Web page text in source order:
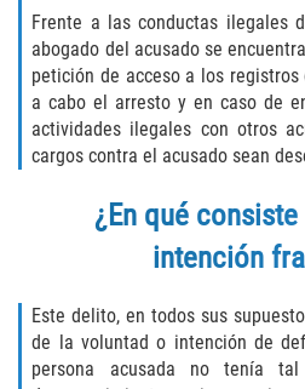
Workers Comp Fraud
Other Crimes
Post Conviction Matters
Record Expungement
Frente a las conductas ilegales
abogado del acusado se
petición de acceso a los
a cabo el arresto y en caso de
actividades ilegales con otros
cargos contra el acusado sean
¿En qué
intención
Este delito, en todos sus
de la voluntad o intención de
persona acusada no tenía